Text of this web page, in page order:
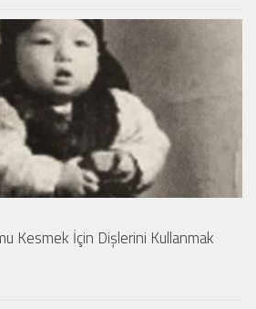
Kesmek İçin Dişlerini Kullanmak